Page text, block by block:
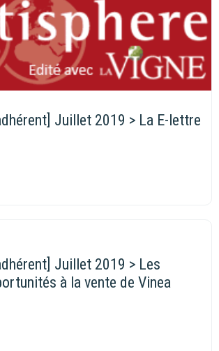
Juillet 2019 > La E-lettre
Juillet 2019 > Les
à la vente de Vinea